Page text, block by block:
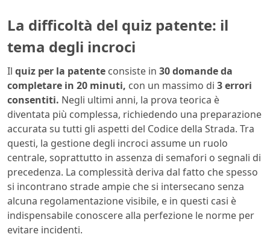
La difficoltà del quiz patente: il
tema degli incroci
Il quiz per la patente consiste in 30 domande da
completare in 20 minuti, con un massimo di 3 errori
consentiti. Negli ultimi anni, la prova teorica è
diventata più complessa, richiedendo una preparazione
accurata su tutti gli aspetti del Codice della Strada. Tra
questi, la gestione degli incroci assume un ruolo
centrale, soprattutto in assenza di semafori o segnali di
precedenza. La complessità deriva dal fatto che spesso
si incontrano strade ampie che si intersecano senza
alcuna regolamentazione visibile, e in questi casi è
indispensabile conoscere alla perfezione le norme per
evitare incidenti.